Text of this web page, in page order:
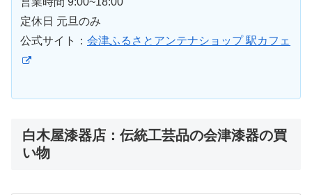
定休日 元旦のみ
公式サイト： 会津ふるさとアンテナショップ 駅カフェ
白木屋漆器店：伝統工芸品の会津漆器の買
い物